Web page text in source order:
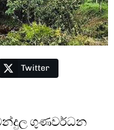
Twitter
බන්දුල ගුණවර්ධන